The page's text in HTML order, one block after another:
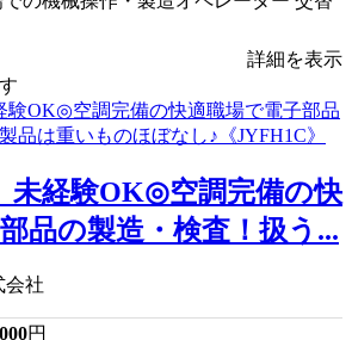
詳細を表示
未経験OK◎空調完備の快
品の製造・検査！扱う...
会社
円